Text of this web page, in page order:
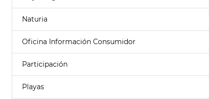
Naturia
Oficina Información Consumidor
Participación
Playas